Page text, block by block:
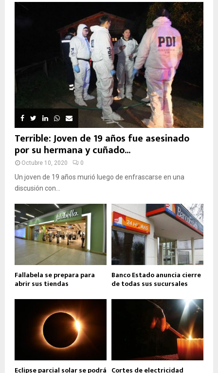
Terrible: Joven de 19 años fue asesinado
por su hermana y cuñado...
Octubre 10, 2020 0
Un joven de 19 años murió luego de enfrascarse en una
discusión con...
Fallabela se prepara para
abrir sus tiendas
Banco Estado anuncia cierre
de todas sus sucursales
Eclipse parcial solar se podrá Cortes de electricidad